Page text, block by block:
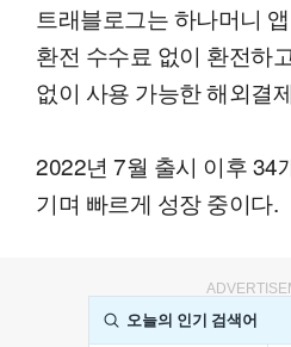
트래블로그는 하나머니
환전 수수료 없이 환전하
없이 사용 가능한 해외결
2022년 7월 출시 이후 34
기며 빠르게 성장 중이다.